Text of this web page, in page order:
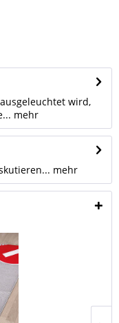
wird,
mehr
mehr